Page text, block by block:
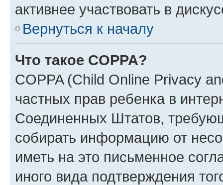
активнее участвовать в
Вернуться к началу
Что такое COPPA?
COPPA (Child Online Privacy
частных прав ребенка в
Соединенных Штатов,
собирать информацию от
иметь на это письменное
иного вида подтверждения